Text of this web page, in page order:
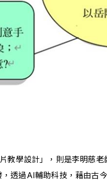
教學設計」，則是李明慈
透過AI輔助科技，藉由古